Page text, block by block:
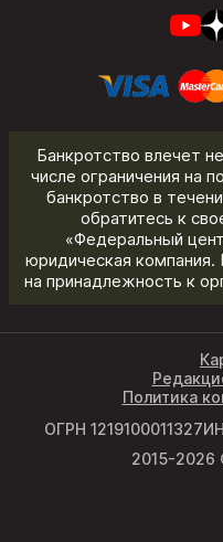
Банкротство влечет
числе ограничения на
банкротство в
обратитесь к
«Федеральный
юридическая компания.
на принадлежность к
ОГРН 1219100011327
2015-
Политика